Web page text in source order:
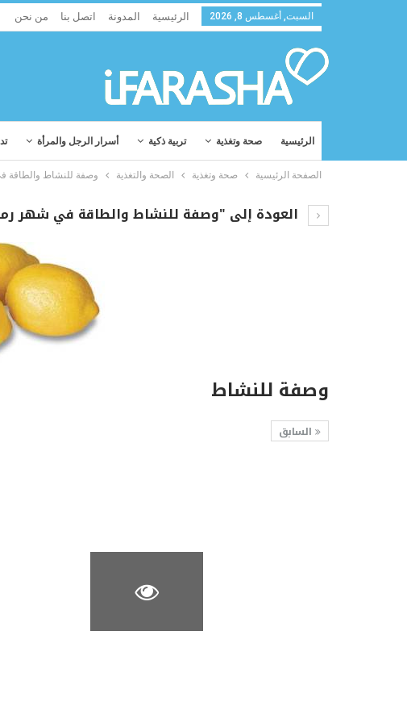
السبت, أغسطس 8, 2026 الرئيسية المدونة اتصل بنا من نحن
الرئيسية صحة وتغذية تربية ذكية أسرار الرجل والمرأة
الصفحة الرئيسية صحة وتغذية الصحة والتغذية وصفة للنشاط والطاقة
العودة إلى "وصفة للنشاط والطاقة في شهر
وصفة للنشاط
السابق